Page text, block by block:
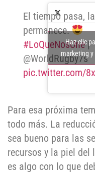
El tiempo pasa,
permanece.
#LoQueNosUne|
@WorldRugby7s
pic.twitter.com/
Haz clic
marketing
Para esa próxima
todo más. La
sea bueno para las
recursos y la piel del
es algo con lo que